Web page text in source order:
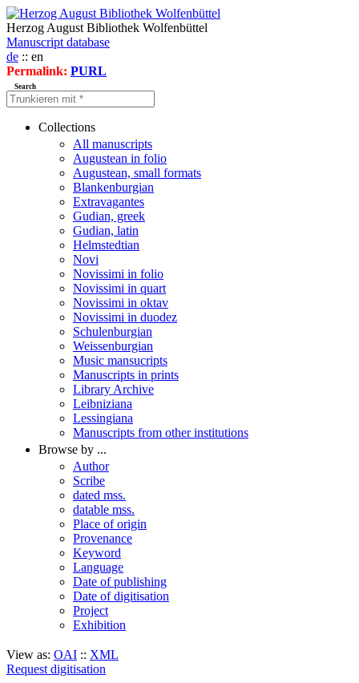
Herzog August Bibliothek Wolfenbüttel
Manuscript database
de :: en
Permalink: PURL
Search
Collections
All manuscripts
Augustean in folio
Augustean, small formats
Blankenburgian
Extravagantes
Gudian, greek
Gudian, latin
Helmstedtian
Novi
Novissimi in folio
Novissimi in quart
Novissimi in oktav
Novissimi in duodez
Schulenburgian
Weissenburgian
Music mansucripts
Manuscripts in prints
Library Archive
Leibniziana
Lessingiana
Manuscripts from other institutions
Browse by ...
Author
Scribe
dated mss.
datable mss.
Place of origin
Provenance
Keyword
Language
Date of publishing
Date of digitisation
Project
Exhibition
View as: OAI :: XML
Request digitisation